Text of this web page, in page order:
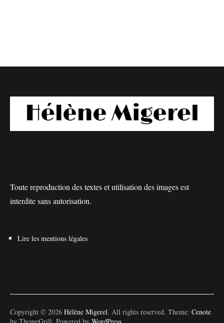
Toute reproduction des textes et utilisation des images est
interdite sans autorisation.
Lire les mentions légales
Copyright © 2026 Hélène Migerel. All rights reserved. Theme: Cenote